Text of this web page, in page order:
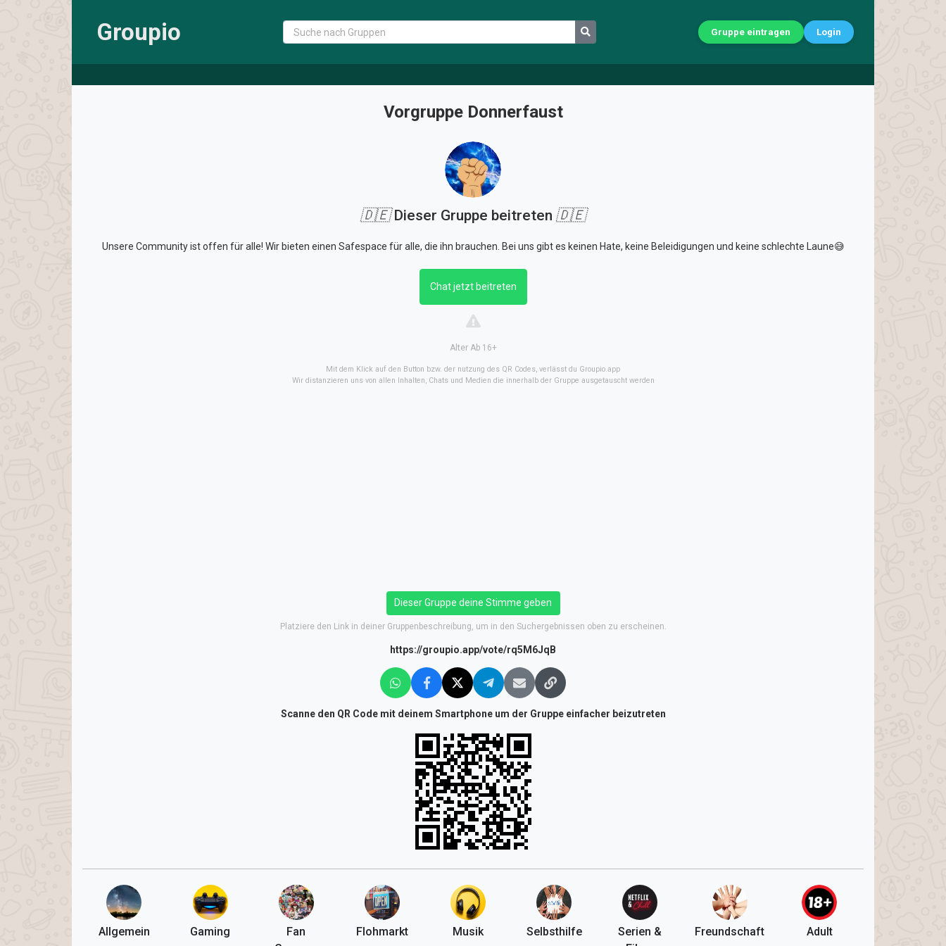
Groupio Gruppe eintragen Login
Vorgruppe Donnerfaust
🇩🇪Dieser Gruppe beitreten 🇩🇪
Unsere Community ist offen für alle! Wir bieten einen Safespace für alle, die ihn brauchen. Bei uns gibt es keinen Hate, keine Beleidigungen und keine schlechte Laune😅
Chat jetzt beitreten
Alter Ab 16+
Mit dem Klick auf den Button bzw. der nutzung des QR Codes, verlässt du Groupio.app
Wir distanzieren uns von allen Inhalten, Chats und Medien die innerhalb der Gruppe ausgetauscht werden
Dieser Gruppe deine Stimme geben
Platziere den Link in deiner Gruppenbeschreibung, um in den Suchergebnissen oben zu erscheinen.
https://groupio.app/vote/rq5M6JqB
Scanne den QR Code mit deinem Smartphone um der Gruppe einfacher beizutreten
Allgemein Gaming
Fan
Flohmarkt Musik Selbsthilfe
Serien &
Freundschaft Adult